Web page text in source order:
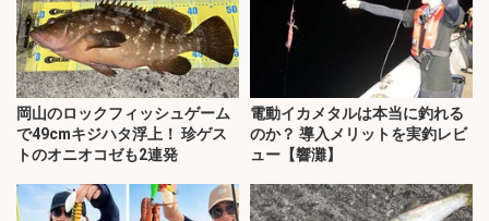
岡山のロックフィッシュゲーム
で49cmキジハタ浮上！ 珍ゲス
トのオニオコゼも2連発
電動イカメタルは本当に釣れる
のか？ 導入メリットを実釣レビ
ュー【響灘】